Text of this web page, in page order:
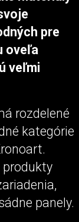
pre
oveľa
veľmi
rozdelené
kategórie
produkty
panely.